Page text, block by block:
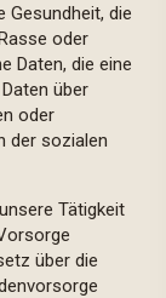
Gesundheit, die
oder
Daten, die eine
über
oder
der sozialen
Tätigkeit
über die